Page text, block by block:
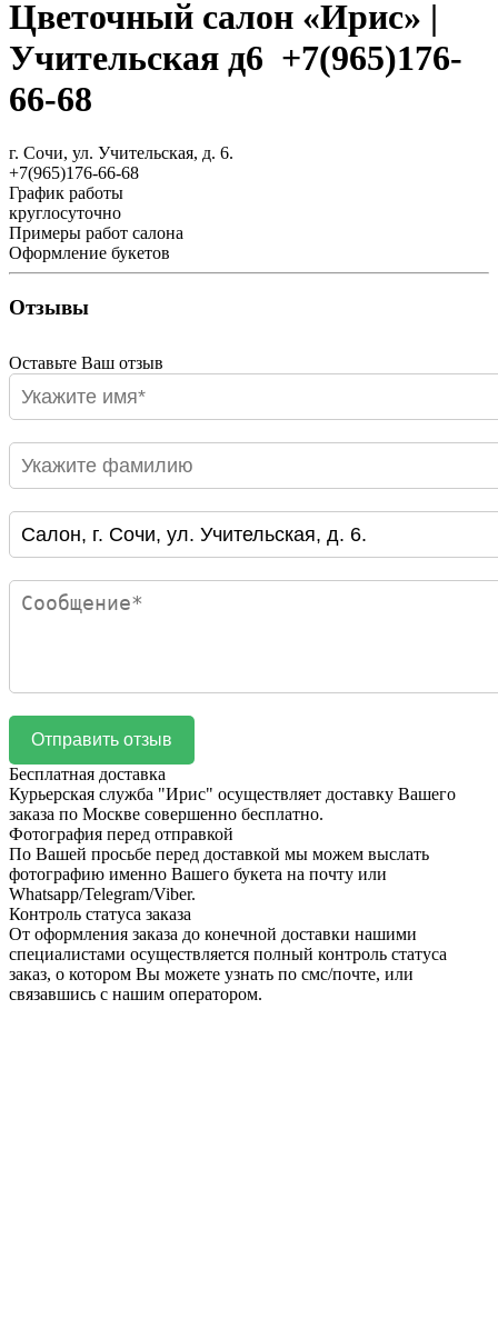
КОМУ ПОВОД
IRIS.HOME
Цветочный салон «Ирис» |
Учительская д6 +7(965)176-
66-68
г. Сочи, ул. Учительская, д. 6.
+7(965)176-66-68
График работы
круглосуточно
Примеры работ салона
Оформление букетов
Отзывы
Оставьте Ваш отзыв
Бесплатная доставка
Курьерская служба "Ирис" осуществляет доставку Вашего
заказа по Москве совершенно бесплатно.
Фотография перед отправкой
По Вашей просьбе перед доставкой мы можем выслать
фотографию именно Вашего букета на почту или
Whatsapp/Telegram/Viber.
Контроль статуса заказа
От оформления заказа до конечной доставки нашими
специалистами осуществляется полный контроль статуса
заказ, о котором Вы можете узнать по смс/почте, или
связавшись с нашим оператором.